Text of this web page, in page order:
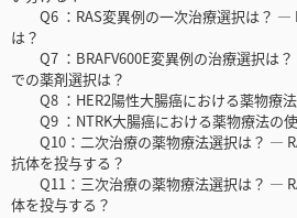
Q6 ：RAS変異例の一次治療選択は？ ―
は？
Q7 ：BRAFV600E変異例の治療選択は
での薬剤選択は？
Q8 ：HER2陽性大腸癌における薬物療法
Q9 ：NTRK大腸癌における薬物療法の
Q10：二次治療の薬物療法選択は？ ―
抗体を投与する？
Q11：三次治療の薬物療法選択は？ ―
体を投与する？